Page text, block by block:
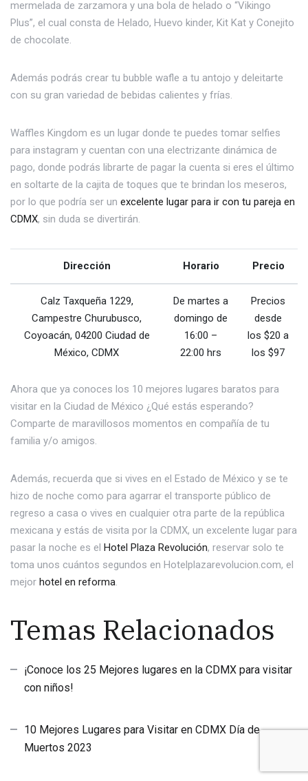
mermelada de zarzamora y una bola de helado o “Vikingo
Plus”, el cual consta de Helado, Huevo kinder, Kit Kat y Conejito
de chocolate.
Además podrás crear tu bubble wafle a tu antojo y deleitarte
con su gran variedad de bebidas calientes y frías.
Waffles Kingdom es un lugar donde te puedes tomar selfies
para instagram y cuentan con una electrizante dinámica de
pago, donde podrás librarte de pagar la cuenta si eres el último
en soltarte de la cajita de toques que te brindan los meseros,
por lo que podría ser un excelente lugar para ir con tu pareja en
CDMX, sin duda se divertirán.
Dirección Horario Precio
Calz Taxqueña 1229,
Campestre Churubusco,
Coyoacán, 04200 Ciudad de
México, CDMX
De martes a
domingo de
16:00 –
22:00 hrs
Precios
desde
los $20 a
los $97
Ahora que ya conoces los 10 mejores lugares baratos para
visitar en la Ciudad de México ¿Qué estás esperando?
Comparte de maravillosos momentos en compañía de tu
familia y/o amigos.
Además, recuerda que si vives en el Estado de México y se te
hizo de noche como para agarrar el transporte público de
regreso a casa o vives en cualquier otra parte de la república
mexicana y estás de visita por la CDMX, un excelente lugar para
pasar la noche es el Hotel Plaza Revolución, reservar solo te
toma unos cuántos segundos en Hotelplazarevolucion.com, el
mejor hotel en reforma.
Temas Relacionados
¡Conoce los 25 Mejores lugares en la CDMX para visitar
con niños!
10 Mejores Lugares para Visitar en CDMX Día de
Muertos 2023